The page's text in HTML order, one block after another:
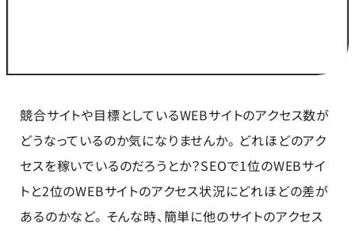
競合サイトや目標としているWEBサイトのアクセス数が
どうなっているのか気になりませんか。 どれほどのアク
セスを稼いでいるのだろうとか？SEOで1位のWEBサイ
トと2位のWEBサイトのアクセス状況にどれほどの差が
あるのかなど。 そんな時、簡単に他のサイトのアクセス